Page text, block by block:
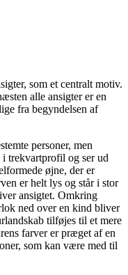
som et centralt motiv.
alle ansigter er en
fra begyndelsen af
personer, men
trekvartprofil og ser ud
øjne, der er
er helt lys og står i stor
ansigtet. Omkring
ned over en kind bliver
tilføjes til et mere
farver er præget af en
som kan være med til